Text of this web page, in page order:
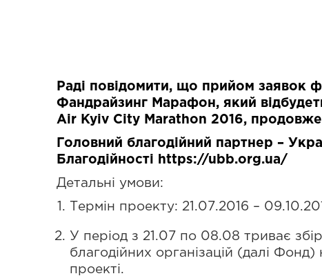
Раді повідомити, що прийом заявок
Фандрайзинг Марафон, який
Air Kyiv City Marathon 2016,
Головний благодійний партнер –
Благодійності
https://ubb.org.ua/
Детальні умови:
Термін проекту: 21.07.2016 –
У період з 21.07 по 08.08 триває
благодійних організацій (далі Фонд)
проекті.